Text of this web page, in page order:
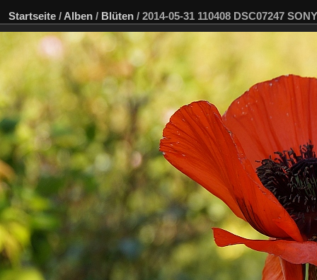
Startseite / Alben / Blüten / 2014-05-31 110408 DSC07247